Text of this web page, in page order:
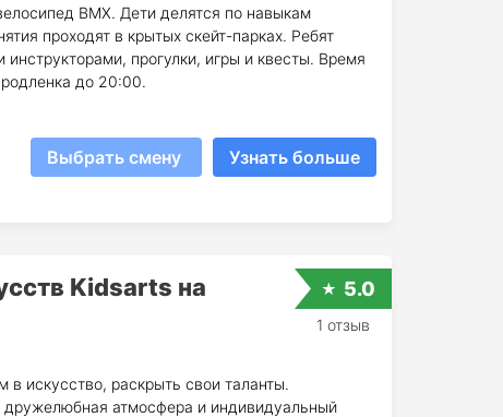
ВМХ. Дети делятся по навыкам
проходят в крытых скейт-парках. Ребят
прогулки, игры и квесты. Время
до 20:00.
Выбрать смену Узнать больше
Kidsarts на
искусство, раскрыть свои таланты.
дружелюбная атмосфера и индивидуальный
5.0
1 отзыв